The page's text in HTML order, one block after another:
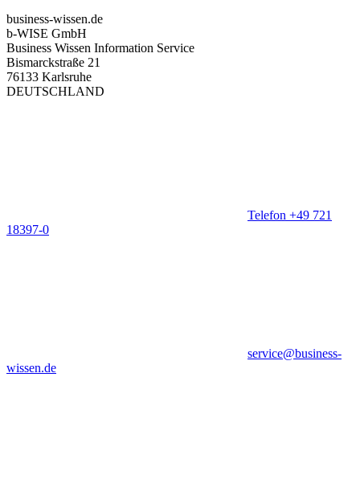
business-wissen.de
b-WISE GmbH
Business Wissen Information Service
Bismarckstraße 21
76133 Karlsruhe
DEUTSCHLAND
Telefon +49 721
18397-0
service@business-
wissen.de